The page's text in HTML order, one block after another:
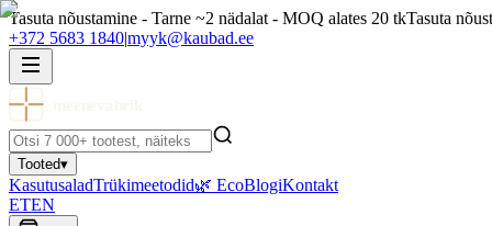
Tasuta nõustamine - Tarne ~2 nädalat - MOQ alates 20 tkTasuta
+372 5683 1840|myyk@kaubad.ee
Tooted▾
KasutusaladTrükimeetodid🌿 EcoBlogiKontakt
ETEN